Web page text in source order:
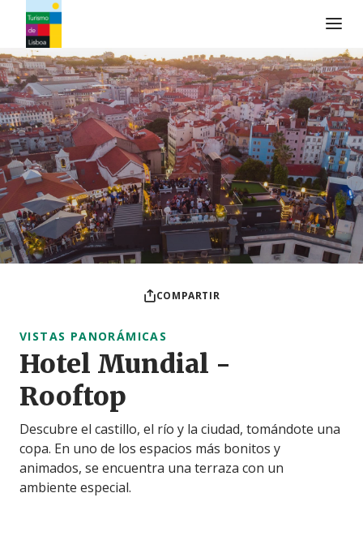
Logo de Turismo de Lisboa
COMPARTIR
VISTAS PANORÁMICAS
Hotel Mundial -
Rooftop
Descubre el castillo, el río y la ciudad, tomándote una
copa. En uno de los espacios más bonitos y
animados, se encuentra una terraza con un
ambiente especial.